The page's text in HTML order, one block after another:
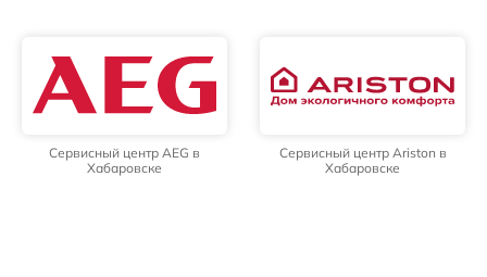
Сервисный центр AEG в
Хабаровске
Сервисный центр Ariston в
Хабаровске